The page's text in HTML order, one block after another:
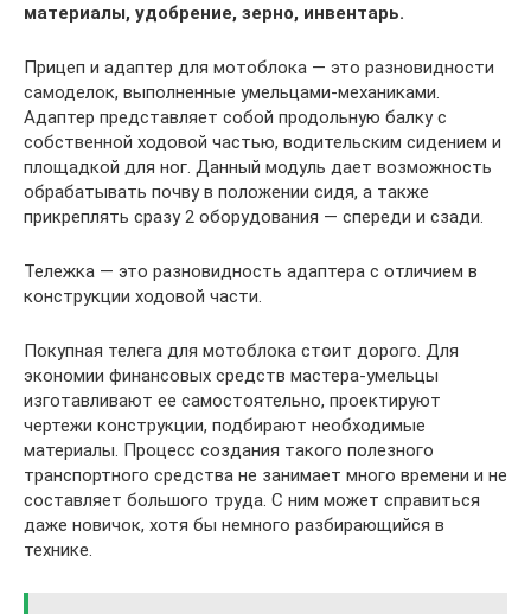
материалы, удобрение, зерно, инвентарь.
Прицеп и адаптер для мотоблока — это разновидности
самоделок, выполненные умельцами-механиками.
Адаптер представляет собой продольную балку с
собственной ходовой частью, водительским сидением и
площадкой для ног. Данный модуль дает возможность
обрабатывать почву в положении сидя, а также
прикреплять сразу 2 оборудования — спереди и сзади.
Тележка — это разновидность адаптера с отличием в
конструкции ходовой части.
Покупная телега для мотоблока стоит дорого. Для
экономии финансовых средств мастера-умельцы
изготавливают ее самостоятельно, проектируют
чертежи конструкции, подбирают необходимые
материалы. Процесс создания такого полезного
транспортного средства не занимает много времени и не
составляет большого труда. С ним может справиться
даже новичок, хотя бы немного разбирающийся в
технике.